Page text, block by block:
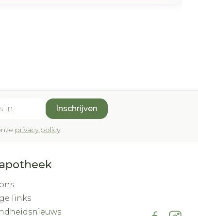
Inschrijven
privacy policy.
links